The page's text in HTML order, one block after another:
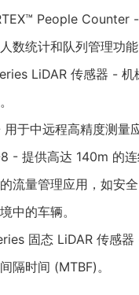
People Counter
数统计和队列管理功能
LiDAR 传感器 - 机
用于中远程高精度测量
- 提供高达 140m 的
流量管理应用，如安
中的车辆。
固态 LiDAR 传感
隔时间 (MTBF)。